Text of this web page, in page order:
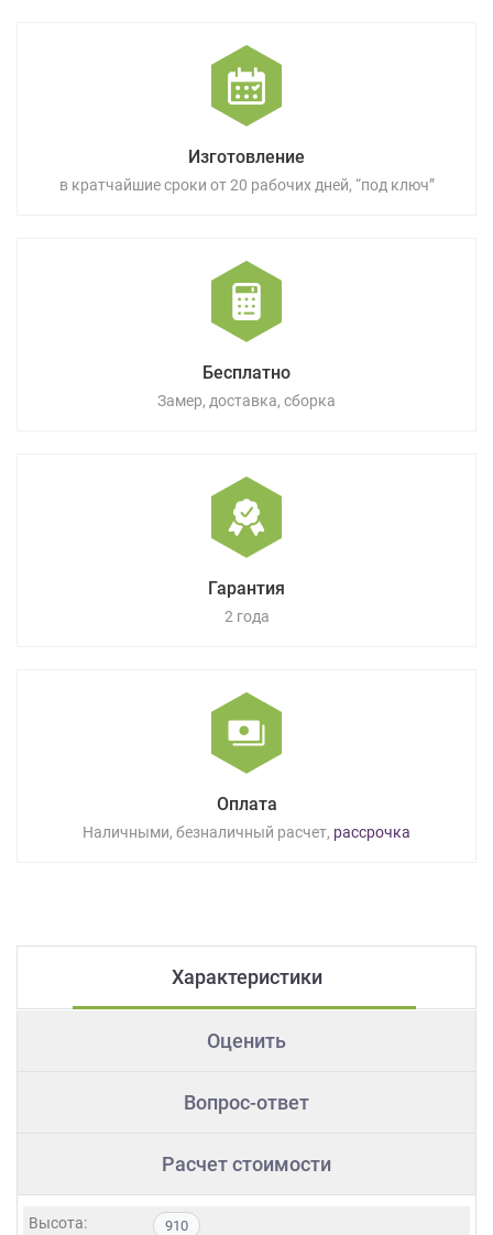
Изготовление
в кратчайшие сроки от 20 рабочих дней, “под ключ”
Бесплатно
Замер, доставка, сборка
Гарантия
2 года
Оплата
Наличными, безналичный расчет, рассрочка
Характеристики
Оценить
Вопрос-ответ
Расчет стоимости
Высота: 910